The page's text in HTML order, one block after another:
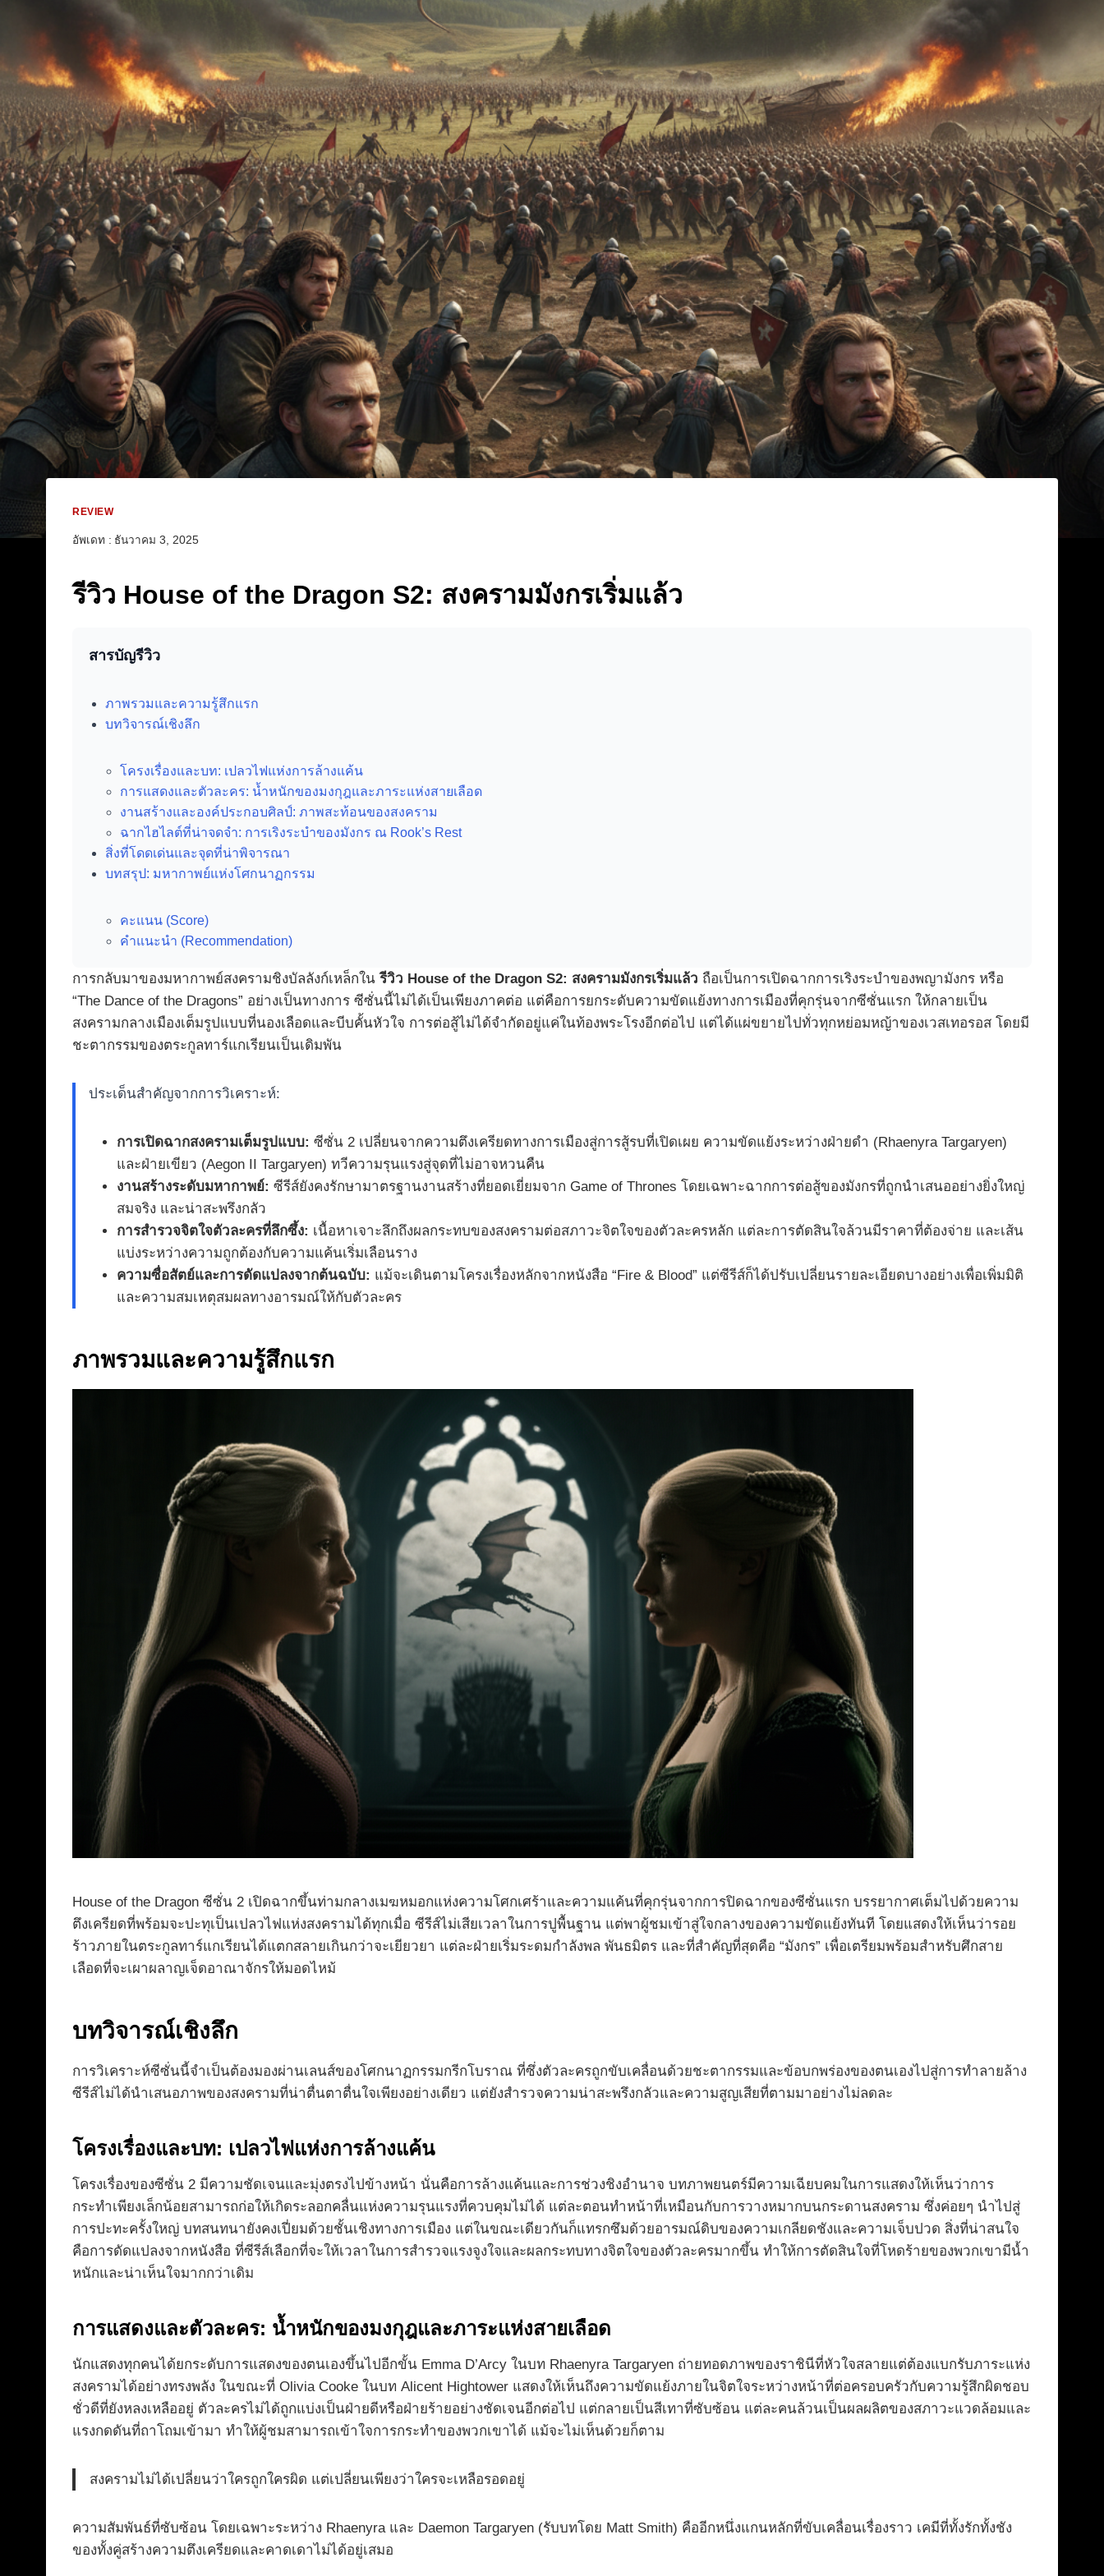
REVIEW
อัพเดท : ธันวาคม 3, 2025
รีวิว House of the Dragon S2: สงครามมังกรเริ่มแล้ว
สารบัญรีวิว
ภาพรวมและความรู้สึกแรก
บทวิจารณ์เชิงลึก
โครงเรื่องและบท: เปลวไฟแห่งการล้างแค้น
การแสดงและตัวละคร: น้ำหนักของมงกุฎและภาระแห่งสายเลือด
งานสร้างและองค์ประกอบศิลป์: ภาพสะท้อนของสงคราม
ฉากไฮไลต์ที่น่าจดจำ: การเริงระบำของมังกร ณ Rook’s Rest
สิ่งที่โดดเด่นและจุดที่น่าพิจารณา
บทสรุป: มหากาพย์แห่งโศกนาฏกรรม
คะแนน (Score)
คำแนะนำ (Recommendation)
การกลับมาของมหากาพย์สงครามชิงบัลลังก์เหล็กในรีวิว House of the Dragon S2: สงครามมังกรเริ่มแล้ว ถือเป็นการเปิดฉากการเริงระบำของพญามังกร หรือ
“The Dance of the Dragons” อย่างเป็นทางการ ซีซั่นนี้ไม่ได้เป็นเพียงภาคต่อ แต่คือการยกระดับความขัดแย้งทางการเมืองที่คุกรุ่นจากซีซั่นแรก ให้กลายเป็น
สงครามกลางเมืองเต็มรูปแบบที่นองเลือดและบีบคั้นหัวใจ การต่อสู้ไม่ได้จำกัดอยู่แค่ในท้องพระโรงอีกต่อไป แต่ได้แผ่ขยายไปทั่วทุกหย่อมหญ้าของเวสเทอรอส โดยมี
ชะตากรรมของตระกูลทาร์แกเรียนเป็นเดิมพัน
ประเด็นสำคัญจากการวิเคราะห์:
การเปิดฉากสงครามเต็มรูปแบบ: ซีซั่น 2 เปลี่ยนจากความตึงเครียดทางการเมืองสู่การสู้รบที่เปิดเผย ความขัดแย้งระหว่างฝ่ายดำ (Rhaenyra Targaryen)
และฝ่ายเขียว (Aegon II Targaryen) ทวีความรุนแรงสู่จุดที่ไม่อาจหวนคืน
งานสร้างระดับมหากาพย์: ซีรีส์ยังคงรักษามาตรฐานงานสร้างที่ยอดเยี่ยมจาก Game of Thrones โดยเฉพาะฉากการต่อสู้ของมังกรที่ถูกนำเสนออย่างยิ่งใหญ่
สมจริง และน่าสะพรึงกลัว
การสำรวจจิตใจตัวละครที่ลึกซึ้ง: เนื้อหาเจาะลึกถึงผลกระทบของสงครามต่อสภาวะจิตใจของตัวละครหลัก แต่ละการตัดสินใจล้วนมีราคาที่ต้องจ่าย และเส้น
แบ่งระหว่างความถูกต้องกับความแค้นเริ่มเลือนราง
ความซื่อสัตย์และการดัดแปลงจากต้นฉบับ: แม้จะเดินตามโครงเรื่องหลักจากหนังสือ “Fire & Blood” แต่ซีรีส์ก็ได้ปรับเปลี่ยนรายละเอียดบางอย่างเพื่อเพิ่มมิติ
และความสมเหตุสมผลทางอารมณ์ให้กับตัวละคร
ภาพรวมและความรู้สึกแรก
House of the Dragon ซีซั่น 2 เปิดฉากขึ้นท่ามกลางเมฆหมอกแห่งความโศกเศร้าและความแค้นที่คุกรุ่นจากการปิดฉากของซีซั่นแรก บรรยากาศเต็มไปด้วยความ
ตึงเครียดที่พร้อมจะปะทุเป็นเปลวไฟแห่งสงครามได้ทุกเมื่อ ซีรีส์ไม่เสียเวลาในการปูพื้นฐาน แต่พาผู้ชมเข้าสู่ใจกลางของความขัดแย้งทันที โดยแสดงให้เห็นว่ารอย
ร้าวภายในตระกูลทาร์แกเรียนได้แตกสลายเกินกว่าจะเยียวยา แต่ละฝ่ายเริ่มระดมกำลังพล พันธมิตร และที่สำคัญที่สุดคือ “มังกร” เพื่อเตรียมพร้อมสำหรับศึกสาย
เลือดที่จะเผาผลาญเจ็ดอาณาจักรให้มอดไหม้
บทวิจารณ์เชิงลึก
การวิเคราะห์ซีซั่นนี้จำเป็นต้องมองผ่านเลนส์ของโศกนาฏกรรมกรีกโบราณ ที่ซึ่งตัวละครถูกขับเคลื่อนด้วยชะตากรรมและข้อบกพร่องของตนเองไปสู่การทำลายล้าง
ซีรีส์ไม่ได้นำเสนอภาพของสงครามที่น่าตื่นตาตื่นใจเพียงอย่างเดียว แต่ยังสำรวจความน่าสะพรึงกลัวและความสูญเสียที่ตามมาอย่างไม่ลดละ
โครงเรื่องและบท: เปลวไฟแห่งการล้างแค้น
โครงเรื่องของซีซั่น 2 มีความชัดเจนและมุ่งตรงไปข้างหน้า นั่นคือการล้างแค้นและการช่วงชิงอำนาจ บทภาพยนตร์มีความเฉียบคมในการแสดงให้เห็นว่าการ
กระทำเพียงเล็กน้อยสามารถก่อให้เกิดระลอกคลื่นแห่งความรุนแรงที่ควบคุมไม่ได้ แต่ละตอนทำหน้าที่เหมือนกับการวางหมากบนกระดานสงคราม ซึ่งค่อยๆ นำไปสู่
การปะทะครั้งใหญ่ บทสนทนายังคงเปี่ยมด้วยชั้นเชิงทางการเมือง แต่ในขณะเดียวกันก็แทรกซึมด้วยอารมณ์ดิบของความเกลียดชังและความเจ็บปวด สิ่งที่น่าสนใจ
คือการดัดแปลงจากหนังสือ ที่ซีรีส์เลือกที่จะให้เวลาในการสำรวจแรงจูงใจและผลกระทบทางจิตใจของตัวละครมากขึ้น ทำให้การตัดสินใจที่โหดร้ายของพวกเขามีน้ำ
หนักและน่าเห็นใจมากกว่าเดิม
การแสดงและตัวละคร: น้ำหนักของมงกุฎและภาระแห่งสายเลือด
นักแสดงทุกคนได้ยกระดับการแสดงของตนเองขึ้นไปอีกขั้น Emma D’Arcy ในบท Rhaenyra Targaryen ถ่ายทอดภาพของราชินีที่หัวใจสลายแต่ต้องแบกรับภาระแห่ง
สงครามได้อย่างทรงพลัง ในขณะที่ Olivia Cooke ในบท Alicent Hightower แสดงให้เห็นถึงความขัดแย้งภายในจิตใจระหว่างหน้าที่ต่อครอบครัวกับความรู้สึกผิดชอบ
ชั่วดีที่ยังหลงเหลืออยู่ ตัวละครไม่ได้ถูกแบ่งเป็นฝ่ายดีหรือฝ่ายร้ายอย่างชัดเจนอีกต่อไป แต่กลายเป็นสีเทาที่ซับซ้อน แต่ละคนล้วนเป็นผลผลิตของสภาวะแวดล้อมและ
แรงกดดันที่ถาโถมเข้ามา ทำให้ผู้ชมสามารถเข้าใจการกระทำของพวกเขาได้ แม้จะไม่เห็นด้วยก็ตาม
สงครามไม่ได้เปลี่ยนว่าใครถูกใครผิด แต่เปลี่ยนเพียงว่าใครจะเหลือรอดอยู่
ความสัมพันธ์ที่ซับซ้อน โดยเฉพาะระหว่าง Rhaenyra และ Daemon Targaryen (รับบทโดย Matt Smith) คืออีกหนึ่งแกนหลักที่ขับเคลื่อนเรื่องราว เคมีที่ทั้งรักทั้งชัง
ของทั้งคู่สร้างความตึงเครียดและคาดเดาไม่ได้อยู่เสมอ